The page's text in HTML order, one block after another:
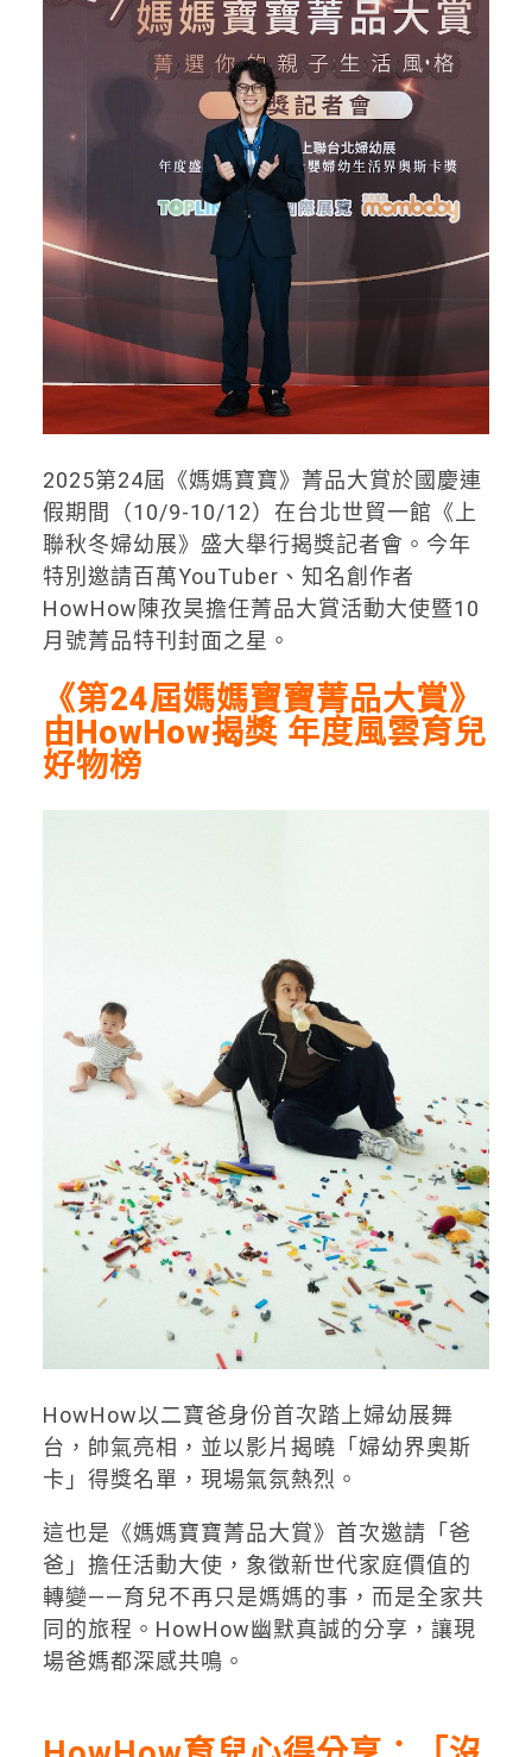
2025第24屆《媽媽寶寶》菁品大賞於國慶連
假期間（10/9-10/12）在台北世貿一館《上
聯秋冬婦幼展》盛大舉行揭獎記者會。今年
特別邀請百萬YouTuber、知名創作者
HowHow陳孜昊擔任菁品大賞活動大使暨10
月號菁品特刊封面之星。
《第24屆媽媽寶寶菁品大賞》
由HowHow揭獎 年度風雲育兒
好物榜
HowHow以二寶爸身份首次踏上婦幼展舞
台，帥氣亮相，並以影片揭曉「婦幼界奧斯
卡」得獎名單，現場氣氛熱烈。
這也是《媽媽寶寶菁品大賞》首次邀請「爸
爸」擔任活動大使，象徵新世代家庭價值的
轉變——育兒不再只是媽媽的事，而是全家共
同的旅程。HowHow幽默真誠的分享，讓現
場爸媽都深感共鳴。